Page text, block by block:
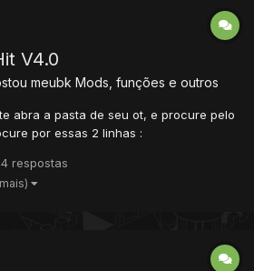
V4.0
meubk Mods, funções e outros
abra a pasta de seu ot, e procure pelo
por essas 2 linhas :
mude para false, pois o Stages é
e é muito importante o rateExper...
respostas